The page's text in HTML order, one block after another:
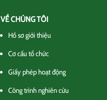
VỀ CHÚNG TÔI
Hồ sơ giới thiệu
Cơ cấu tổ chức
Giấy phép hoạt động
Công trình nghiên cứu